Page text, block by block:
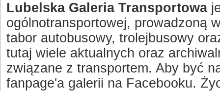
Lubelska Galeria Transportowa
ogólnotransportowej, prowadzoną
tabor autobusowy, trolejbusowy
tutaj wiele aktualnych oraz
związane z transportem. Aby być
fanpage'a galerii na Facebooku.